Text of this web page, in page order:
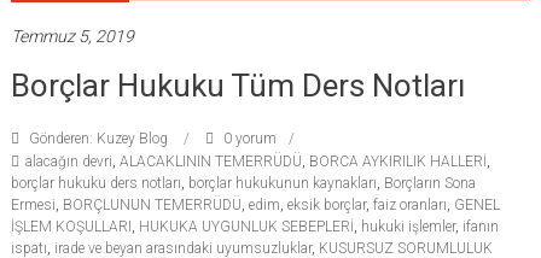
Temmuz 5, 2019
Borçlar Hukuku Tüm Ders Notları
Gönderen: Kuzey Blog
0 yorum
alacağın devri, ALACAKLININ TEMERRÜDÜ, BORCA AYKIRILIK HALLERİ,
borçlar hukuku ders notları, borçlar hukukunun kaynakları, Borçların Sona
Ermesi, BORÇLUNUN TEMERRÜDÜ, edim, eksik borçlar, faiz oranları, GENEL
İŞLEM KOŞULLARI , HUKUKA UYGUNLUK SEBEPLERİ, hukuki işlemler, ifanın
ispatı, irade ve beyan arasındaki uyumsuzluklar, KUSURSUZ SORUMLULUK